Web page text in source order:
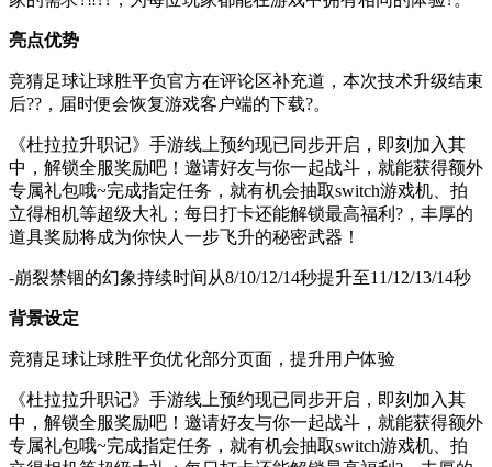
亮点优势
竞猜足球让球胜平负官方在评论区补充道，本次技术升级结束
后??，届时便会恢复游戏客户端的下载?。
《杜拉拉升职记》手游线上预约现已同步开启，即刻加入其
中，解锁全服奖励吧！邀请好友与你一起战斗，就能获得额外
专属礼包哦~完成指定任务，就有机会抽取switch游戏机、拍
立得相机等超级大礼；每日打卡还能解锁最高福利?，丰厚的
道具奖励将成为你快人一步飞升的秘密武器！
-崩裂禁锢的幻象持续时间从8/10/12/14秒提升至11/12/13/14秒
背景设定
竞猜足球让球胜平负优化部分页面，提升用户体验
《杜拉拉升职记》手游线上预约现已同步开启，即刻加入其
中，解锁全服奖励吧！邀请好友与你一起战斗，就能获得额外
专属礼包哦~完成指定任务，就有机会抽取switch游戏机、拍